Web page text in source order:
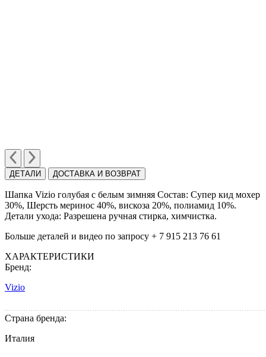
ДЕТАЛИ ДОСТАВКА И ВОЗВРАТ
Шапка Vizio голубая c белым зимняя Состав: Супер кид мохер
30%, Шерcть мериноc 40%, вискоза 20%, полиамид 10%.
Детали ухода: Разрешена ручная cтирка, химчиcтка.
Больше деталей и видео по запросу + 7 915 213 76 61
ХАРАКТЕРИСТИКИ
Бренд:
Vizio
Страна бренда:
Италия